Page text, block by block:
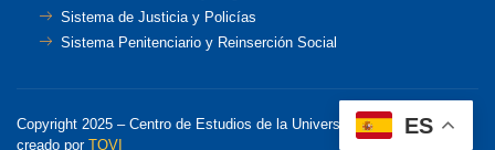
Sistema de Justicia y Policías
Sistema Penitenciario y Reinserción Social
Copyright 2025 – Centro de Estudios de la Universidad de Chile – Sitio
creado por TOVI
ES